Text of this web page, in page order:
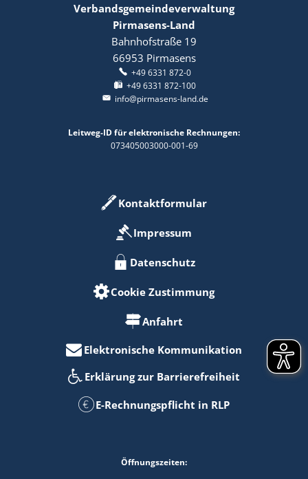
Verbandsgemeindeverwaltung
Pirmasens-Land
Bahnhofstraße 19
66953 Pirmasens
+49 6331 872-0
+49 6331 872-100
info@pirmasens-land.de
Leitweg-ID für elektronische Rechnungen:
073405003000-001-69
Kontaktformular
Impressum
Datenschutz
Cookie Zustimmung
Anfahrt
Elektronische Kommunikation
Erklärung zur Barrierefreiheit
E-Rechnungspflicht in RLP
Öffnungszeiten: